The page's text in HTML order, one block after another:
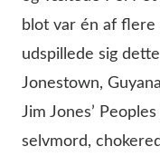
blot var én af flere
udspillede sig
Jonestown,
Jim Jones’
selvmord,